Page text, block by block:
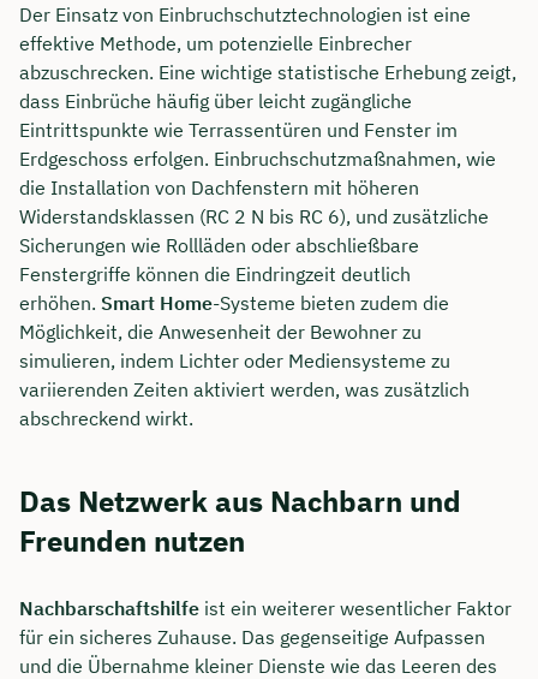
Der Einsatz von Einbruchschutztechnologien ist eine
effektive Methode, um potenzielle Einbrecher
abzuschrecken. Eine wichtige statistische Erhebung zeigt,
dass Einbrüche häufig über leicht zugängliche
Eintrittspunkte wie Terrassentüren und Fenster im
Erdgeschoss erfolgen. Einbruchschutzmaßnahmen, wie
die Installation von Dachfenstern mit höheren
Widerstandsklassen (RC 2 N bis RC 6), und zusätzliche
Sicherungen wie Rollläden oder abschließbare
Fenstergriffe können die Eindringzeit deutlich
erhöhen. Smart Home-Systeme bieten zudem die
Möglichkeit, die Anwesenheit der Bewohner zu
simulieren, indem Lichter oder Mediensysteme zu
variierenden Zeiten aktiviert werden, was zusätzlich
abschreckend wirkt.
Das Netzwerk aus Nachbarn und
Freunden nutzen
Nachbarschaftshilfe ist ein weiterer wesentlicher Faktor
für ein sicheres Zuhause. Das gegenseitige Aufpassen
und die Übernahme kleiner Dienste wie das Leeren des